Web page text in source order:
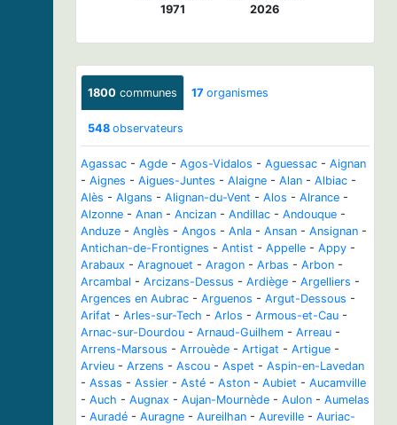
1971 2026
1800 communes 17 organismes
548 observateurs
Agassac - Agde - Agos-Vidalos - Aguessac - Aignan
- Aignes - Aigues-Juntes - Alaigne - Alan - Albiac -
Alès - Algans - Alignan-du-Vent - Alos - Alrance -
Alzonne - Anan - Ancizan - Andillac - Andouque -
Anduze - Anglès - Angos - Anla - Ansan - Ansignan -
Antichan-de-Frontignes - Antist - Appelle - Appy -
Arabaux - Aragnouet - Aragon - Arbas - Arbon -
Arcambal - Arcizans-Dessus - Ardiège - Argelliers -
Argences en Aubrac - Arguenos - Argut-Dessous -
Arifat - Arles-sur-Tech - Arlos - Armous-et-Cau -
Arnac-sur-Dourdou - Arnaud-Guilhem - Arreau -
Arrens-Marsous - Arrouède - Artigat - Artigue -
Arvieu - Arzens - Ascou - Aspet - Aspin-en-Lavedan
- Assas - Assier - Asté - Aston - Aubiet - Aucamville
- Auch - Augnax - Aujan-Mournède - Aulon - Aumelas
- Auradé - Auragne - Aureilhan - Aureville - Auriac-